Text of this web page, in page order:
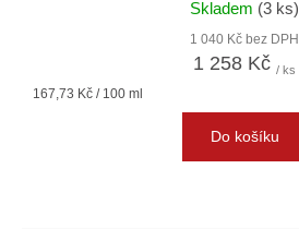
Skladem (3 ks)
1 040 Kč bez DPH
1 258 Kč / ks
Měrná
167,73 Kč / 100 ml
Do košíku